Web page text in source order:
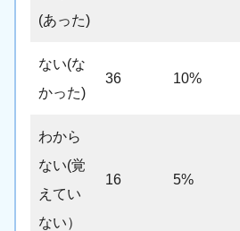
(あった)
ない(な
かった)
36 10%
わから
ない(覚
えてい
ない）
16 5%